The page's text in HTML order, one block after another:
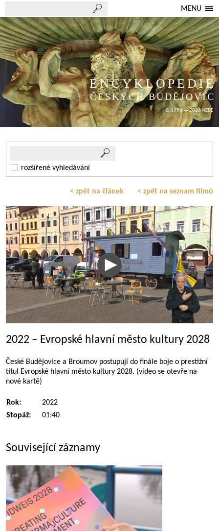
MENU
ENCYKLOPEDIE
ČESKÝCH BUDĚJOVIC
© 1998 — 2026 NEBE
rozšířené vyhledávání
< zpět na článek < zpět na seznam filmů
2022 – Evropské hlavní město kultury 2028
České Budějovice a Broumov postupují do finále boje o prestižní
titul Evropské hlavní město kultury 2028. (video se otevře na
nové kartě)
Rok:
2022
Stopáž:
01:40
Související záznamy